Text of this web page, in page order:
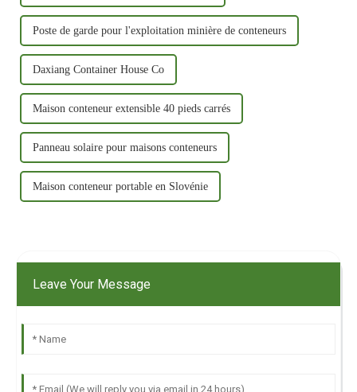
Poste de garde pour l'exploitation minière de conteneurs
Daxiang Container House Co
Maison conteneur extensible 40 pieds carrés
Panneau solaire pour maisons conteneurs
Maison conteneur portable en Slovénie
Leave Your Message